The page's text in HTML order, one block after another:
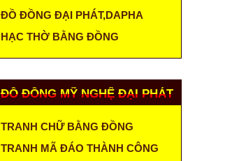
ĐỒ ĐỒNG ĐẠI PHÁT,DAPHA
HẠC THỜ BẰNG ĐỒNG
ĐỒ ĐỒNG MỸ NGHỆ ĐẠI PHÁT
TRANH CHỮ BẰNG ĐỒNG
TRANH MÃ ĐÁO THÀNH CÔNG